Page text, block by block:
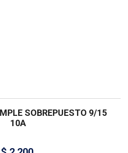
SOBREPUESTO 9/15
10A